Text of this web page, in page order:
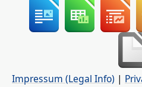
Impressum (Legal Info) |